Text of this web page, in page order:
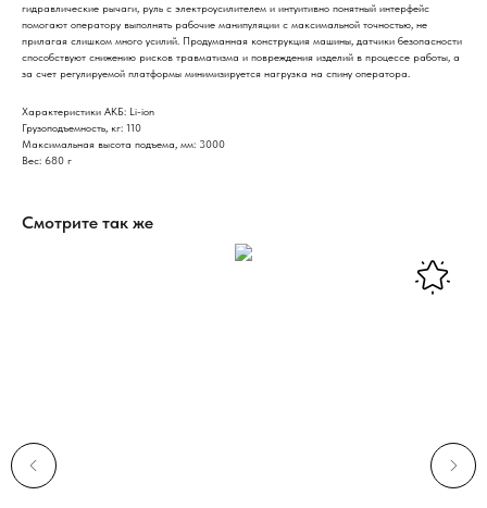
гидравлические рычаги, руль с электроусилителем и интуитивно понятный интерфейс
помогают оператору выполнять рабочие манипуляции с максимальной точностью, не
прилагая слишком много усилий. Продуманная конструкция машины, датчики безопасности
способствуют снижению рисков травматизма и повреждения изделий в процессе работы, а
за счет регулируемой платформы минимизируется нагрузка на спину оператора.
Характеристики АКБ: Li-ion
Грузоподъемность, кг: 110
Максимальная высота подъема, мм: 3000
Вес: 680 г
Смотрите так же